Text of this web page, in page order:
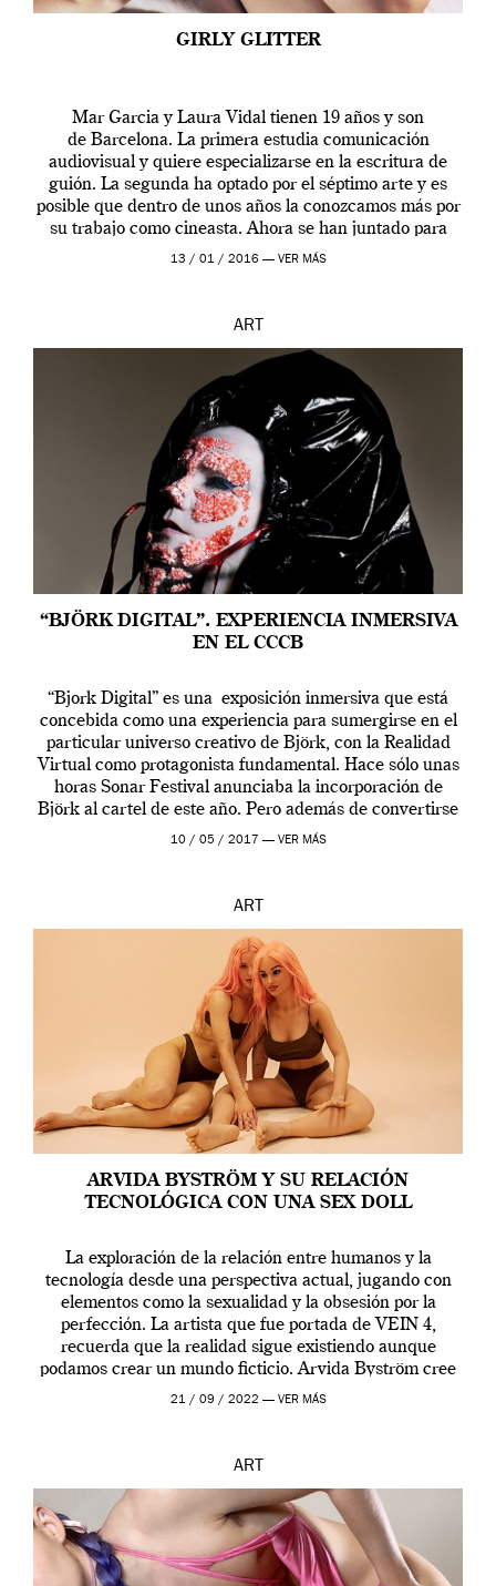
GIRLY GLITTER
Mar Garcia y Laura Vidal tienen 19 años y son
de Barcelona. La primera estudia comunicación
audiovisual y quiere especializarse en la escritura de
guión. La segunda ha optado por el séptimo arte y es
posible que dentro de unos años la conozcamos más por
su trabajo como cineasta. Ahora se han juntado para
contarnos una […]
13 / 01 / 2016 — VER MÁS
ART
“BJÖRK DIGITAL”. EXPERIENCIA INMERSIVA
EN EL CCCB
“Bjork Digital” es una exposición inmersiva que está
concebida como una experiencia para sumergirse en el
particular universo creativo de Björk, con la Realidad
Virtual como protagonista fundamental. Hace sólo unas
horas Sonar Festival anunciaba la incorporación de
Björk al cartel de este año. Pero además de convertirse
en una de las actuaciones más relevantes […]
10 / 05 / 2017 — VER MÁS
ART
ARVIDA BYSTRÖM Y SU RELACIÓN
TECNOLÓGICA CON UNA SEX DOLL
La exploración de la relación entre humanos y la
tecnología desde una perspectiva actual, jugando con
elementos como la sexualidad y la obsesión por la
perfección. La artista que fue portada de VEIN 4,
recuerda que la realidad sigue existiendo aunque
podamos crear un mundo ficticio. Arvida Byström cree
que los humanos tienen un complejo […]
21 / 09 / 2022 — VER MÁS
ART